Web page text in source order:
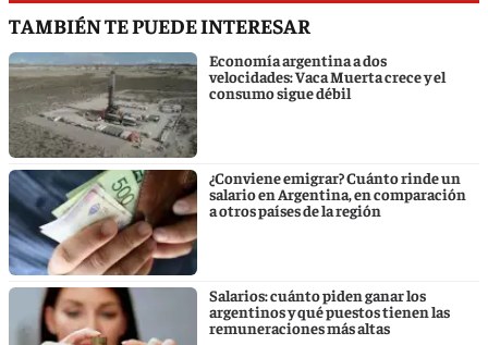
TAMBIÉN TE PUEDE INTERESAR
Economía argentina a dos
velocidades: Vaca Muerta crece y el
consumo sigue débil
¿Conviene emigrar? Cuánto rinde un
salario en Argentina, en comparación
a otros países de la región
Salarios: cuánto piden ganar los
argentinos y qué puestos tienen las
remuneraciones más altas